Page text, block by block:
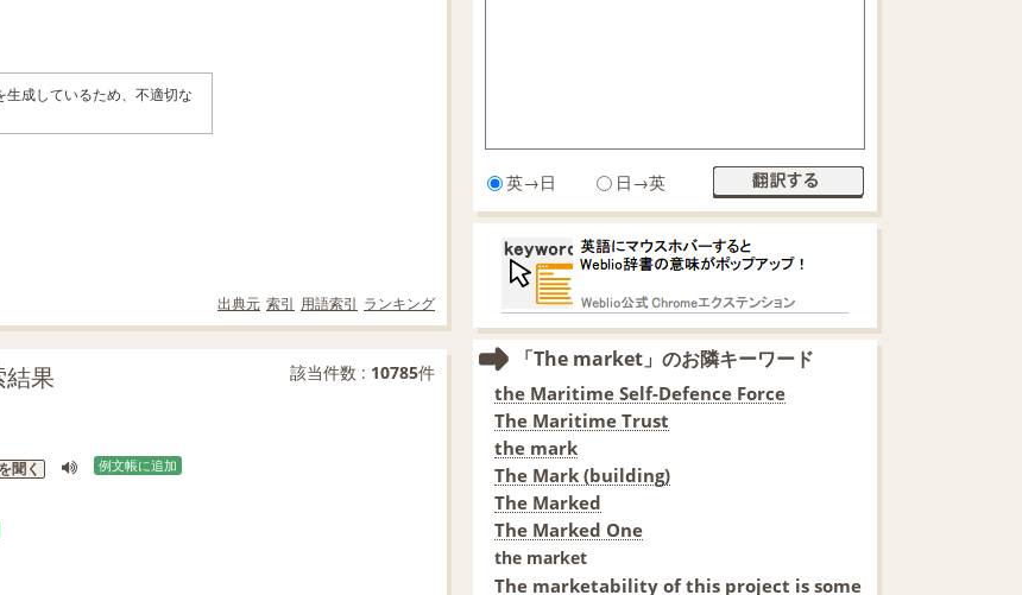
成しているため、不適切な
出典元 索引 用語索引 ランキング
結果 該当件数 : 10785件
聞く 例文帳に追加
英→日 日→英
「The market」のお隣キーワード
the Maritime Self-Defence Force
The Maritime Trust
the mark
The Mark (building)
The Marked
The Marked One
the market
The marketability of this project is some